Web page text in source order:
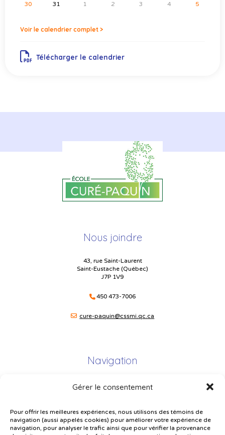
Gérer le consentement
Pour offrir les meilleures expériences, nous utilisons des témoins de
navigation (aussi appelés cookies) pour améliorer votre expérience de
navigation, pour analyser le trafic ainsi que pour vérifier la provenance
30 31 1 2 3 4 5
Voir le calendrier complet >
Télécharger le calendrier
Nous joindre
43, rue Saint-Laurent
Saint-Eustache (Québec)
J7P 1V9
450 473-7006
cure-paquin@cssmi.qc.ca
Navigation
Plan du site
Plainte – service à l’élève